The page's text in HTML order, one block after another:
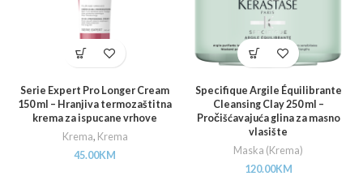
Serie Expert Pro Longer Cream
150 ml – Hranjiva termozaštitna
krema za ispucane vrhove
Krema, Krema
45.00KM
Specifique Argile Équilibrante
Cleansing Clay 250 ml –
Pročišćavajuća glina za masno
vlasište
Maska (Krema)
120.00KM